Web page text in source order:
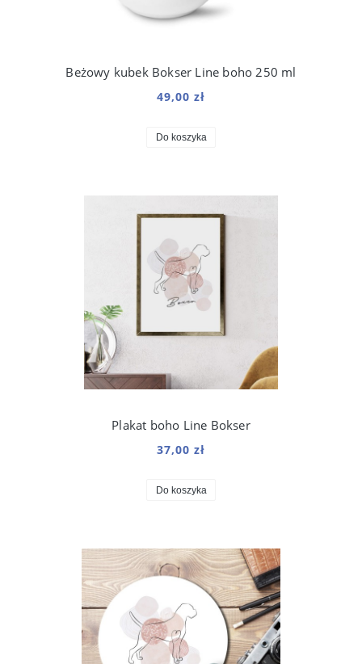
Beżowy kubek Bokser Line boho 250 ml
49,00 zł
Do koszyka
Plakat boho Line Bokser
37,00 zł
Do koszyka